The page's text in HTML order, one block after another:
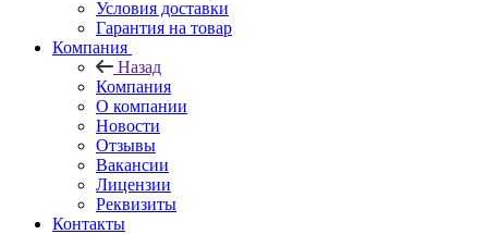
Условия доставки
Гарантия на товар
Компания
Назад
Компания
О компании
Новости
Отзывы
Вакансии
Лицензии
Реквизиты
Контакты